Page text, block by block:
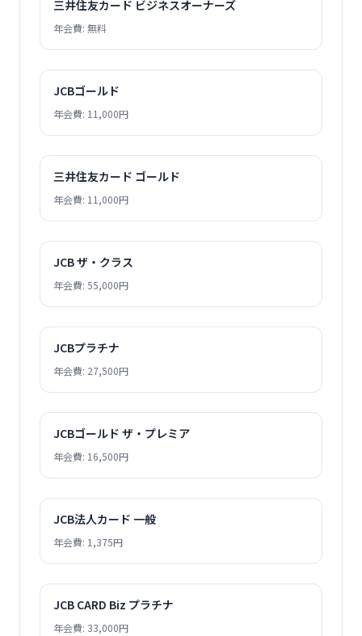
三井住友カード ビジネスオーナーズ
年会費: 無料
JCBゴールド
年会費: 11,000円
三井住友カード ゴールド
年会費: 11,000円
JCB ザ・クラス
年会費: 55,000円
JCBプラチナ
年会費: 27,500円
JCBゴールド ザ・プレミア
年会費: 16,500円
JCB法人カード 一般
年会費: 1,375円
JCB CARD Biz プラチナ
年会費: 33,000円